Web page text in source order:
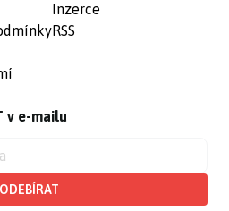
Inzerce
RSS
v e-mailu
ODEBÍRAT